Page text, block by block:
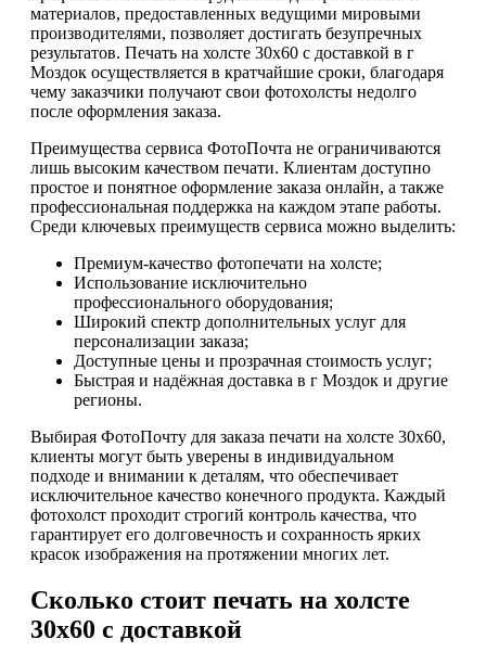
материалов, предоставленных ведущими мировыми
производителями, позволяет достигать безупречных
результатов. Печать на холсте 30х60 с доставкой в г
Моздок осуществляется в кратчайшие сроки, благодаря
чему заказчики получают свои фотохолсты недолго
после оформления заказа.
Преимущества сервиса ФотоПочта не ограничиваются
лишь высоким качеством печати. Клиентам доступно
простое и понятное оформление заказа онлайн, а также
профессиональная поддержка на каждом этапе работы.
Среди ключевых преимуществ сервиса можно выделить:
Премиум-качество фотопечати на холсте;
Использование исключительно
профессионального оборудования;
Широкий спектр дополнительных услуг для
персонализации заказа;
Доступные цены и прозрачная стоимость услуг;
Быстрая и надёжная доставка в г Моздок и другие
регионы.
Выбирая ФотоПочту для заказа печати на холсте 30х60,
клиенты могут быть уверены в индивидуальном
подходе и внимании к деталям, что обеспечивает
исключительное качество конечного продукта. Каждый
фотохолст проходит строгий контроль качества, что
гарантирует его долговечность и сохранность ярких
красок изображения на протяжении многих лет.
Сколько стоит печать на холсте
30х60 с доставкой